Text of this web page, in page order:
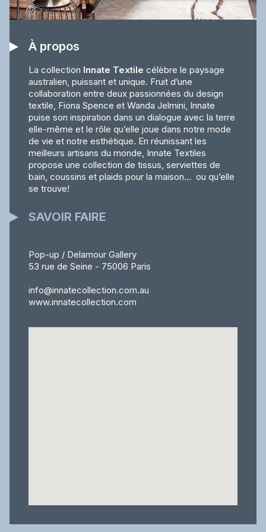
À propos
La collection Innate Textile célèbre le paysage
australien, puissant et unique. Fruit d’une
collaboration entre deux passionnées du design
textile, Fiona Spence et Wanda Jelmini, Innate
puise son inspiration dans un dialogue avec la terre
elle-même et le rôle qu’elle joue dans notre mode
de vie et notre esthétique. En réunissant les
meilleurs artisans du monde, Innate Textiles
propose une collection de tissus, serviettes de
bain, coussins et plaids pour la maison… ou qu’elle
se trouve!
SAVOIR FAIRE
Pop-up / Delamour Gallery
53 rue de Seine - 75006 Paris
info@innatecollection.com.au
www.innatecollection.com